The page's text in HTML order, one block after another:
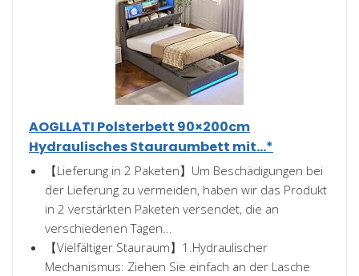
AOGLLATI Polsterbett 90×200cm
Hydraulisches Stauraumbett mit...*
【Lieferung in 2 Paketen】Um Beschädigungen bei
der Lieferung zu vermeiden, haben wir das Produkt
in 2 verstärkten Paketen versendet, die an
verschiedenen Tagen...
【Vielfältiger Stauraum】1.Hydraulischer
Mechanismus: Ziehen Sie einfach an der Lasche